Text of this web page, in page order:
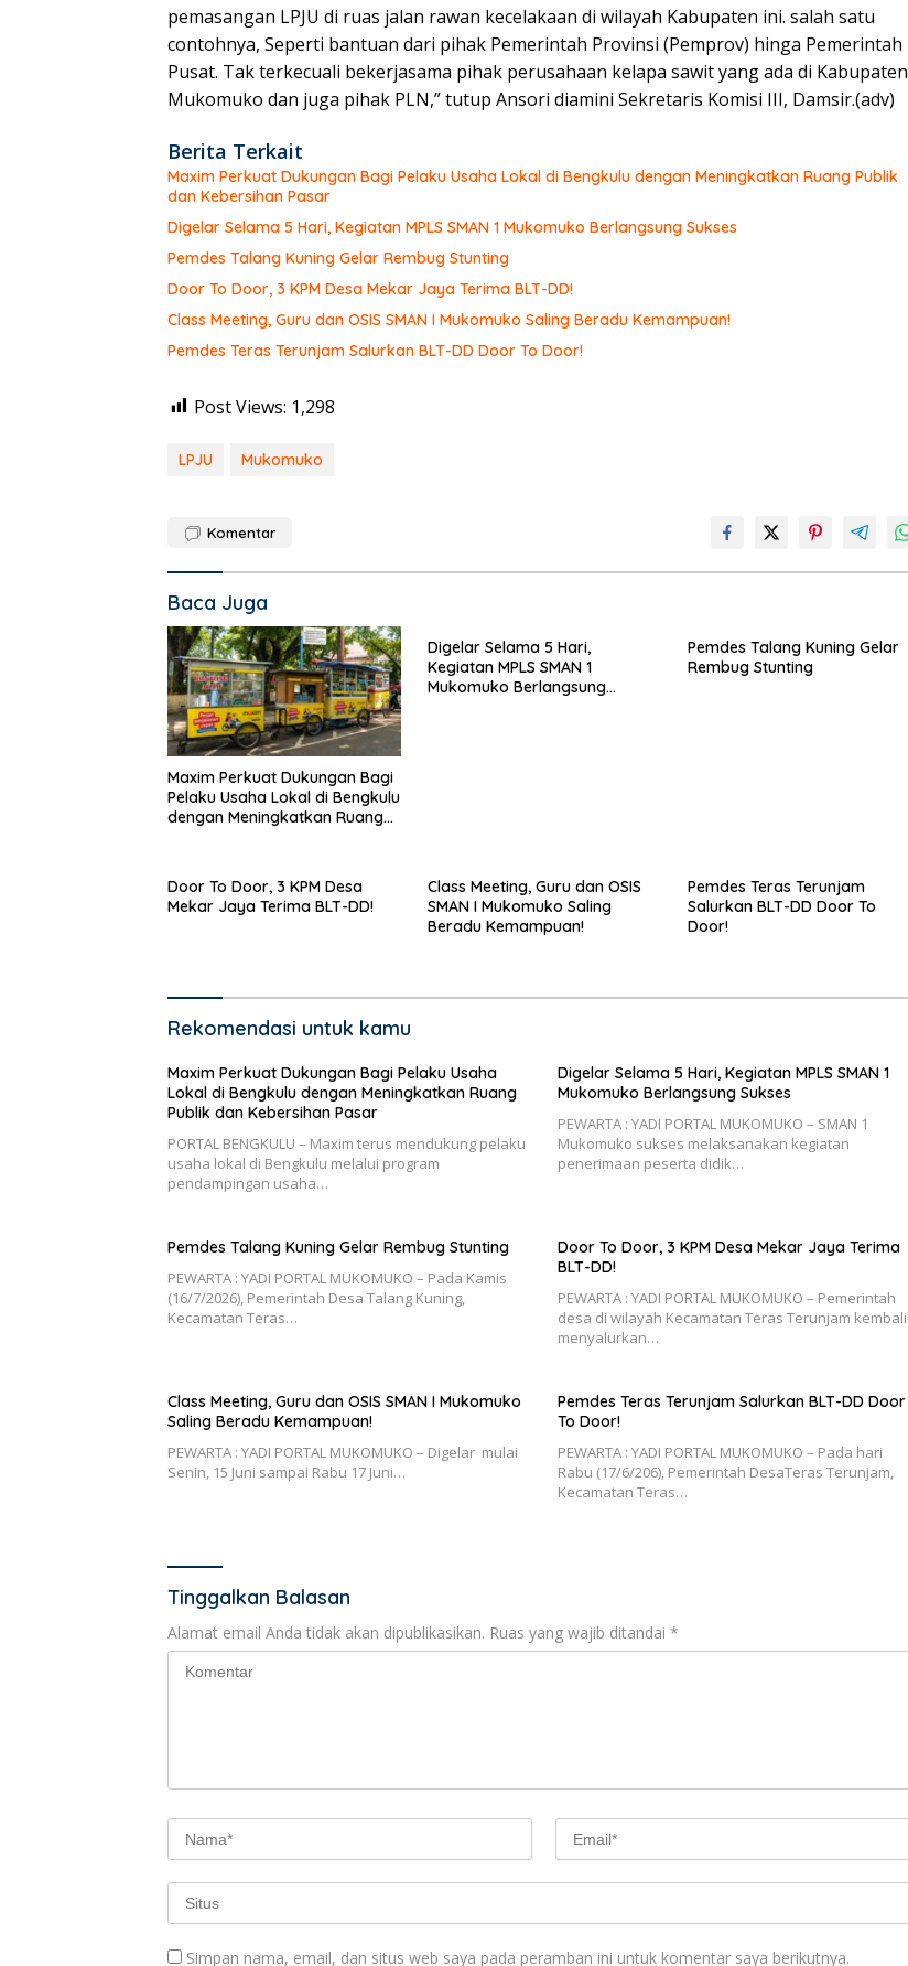
pemasangan LPJU di ruas jalan rawan kecelakaan di wilayah Kabupaten ini. salah satu
contohnya, Seperti bantuan dari pihak Pemerintah Provinsi (Pemprov) hinga Pemerintah
Pusat. Tak terkecuali bekerjasama pihak perusahaan kelapa sawit yang ada di Kabupaten
Mukomuko dan juga pihak PLN,” tutup Ansori diamini Sekretaris Komisi III, Damsir.(adv)
Berita Terkait
Maxim Perkuat Dukungan Bagi Pelaku Usaha Lokal di Bengkulu dengan Meningkatkan Ruang Publik
dan Kebersihan Pasar
Digelar Selama 5 Hari, Kegiatan MPLS SMAN 1 Mukomuko Berlangsung Sukses
Pemdes Talang Kuning Gelar Rembug Stunting
Door To Door, 3 KPM Desa Mekar Jaya Terima BLT-DD!
Class Meeting, Guru dan OSIS SMAN I Mukomuko Saling Beradu Kemampuan!
Pemdes Teras Terunjam Salurkan BLT-DD Door To Door!
Post Views: 1,298
LPJU Mukomuko
Komentar
Baca Juga
Maxim Perkuat Dukungan Bagi
Pelaku Usaha Lokal di Bengkulu
dengan Meningkatkan Ruang
Digelar Selama 5 Hari,
Kegiatan MPLS SMAN 1
Mukomuko Berlangsung
Pemdes Talang Kuning Gelar
Rembug Stunting
Door To Door, 3 KPM Desa
Mekar Jaya Terima BLT-DD!
Class Meeting, Guru dan OSIS
SMAN I Mukomuko Saling
Beradu Kemampuan!
Pemdes Teras Terunjam
Salurkan BLT-DD Door To
Door!
Rekomendasi untuk kamu
Maxim Perkuat Dukungan Bagi Pelaku Usaha
Lokal di Bengkulu dengan Meningkatkan Ruang
Publik dan Kebersihan Pasar
PORTAL BENGKULU – Maxim terus mendukung pelaku
usaha lokal di Bengkulu melalui program
pendampingan usaha…
Digelar Selama 5 Hari, Kegiatan MPLS SMAN 1
Mukomuko Berlangsung Sukses
PEWARTA : YADI PORTAL MUKOMUKO – SMAN 1
Mukomuko sukses melaksanakan kegiatan
penerimaan peserta didik…
Pemdes Talang Kuning Gelar Rembug Stunting
PEWARTA : YADI PORTAL MUKOMUKO – Pada Kamis
(16/7/2026), Pemerintah Desa Talang Kuning,
Kecamatan Teras…
Door To Door, 3 KPM Desa Mekar Jaya Terima
BLT-DD!
PEWARTA : YADI PORTAL MUKOMUKO – Pemerintah
desa di wilayah Kecamatan Teras Terunjam kembali
menyalurkan…
Class Meeting, Guru dan OSIS SMAN I Mukomuko
Saling Beradu Kemampuan!
PEWARTA : YADI PORTAL MUKOMUKO – Digelar mulai
Senin, 15 Juni sampai Rabu 17 Juni…
Pemdes Teras Terunjam Salurkan BLT-DD Door
To Door!
PEWARTA : YADI PORTAL MUKOMUKO – Pada hari
Rabu (17/6/206), Pemerintah DesaTeras Terunjam,
Kecamatan Teras…
Tinggalkan Balasan
Alamat email Anda tidak akan dipublikasikan. Ruas yang wajib ditandai *
Simpan nama, email, dan situs web saya pada peramban ini untuk komentar saya berikutnya.